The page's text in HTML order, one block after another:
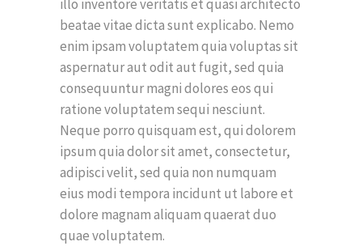
illo inventore veritatis et quasi architecto
beatae vitae dicta sunt explicabo. Nemo
enim ipsam voluptatem quia voluptas sit
aspernatur aut odit aut fugit, sed quia
consequuntur magni dolores eos qui
ratione voluptatem sequi nesciunt.
Neque porro quisquam est, qui dolorem
ipsum quia dolor sit amet, consectetur,
adipisci velit, sed quia non numquam
eius modi tempora incidunt ut labore et
dolore magnam aliquam quaerat duo
quae voluptatem.